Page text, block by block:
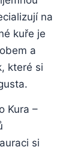
⁣na
kuře ⁤je
a‍
které si
Kura –
si